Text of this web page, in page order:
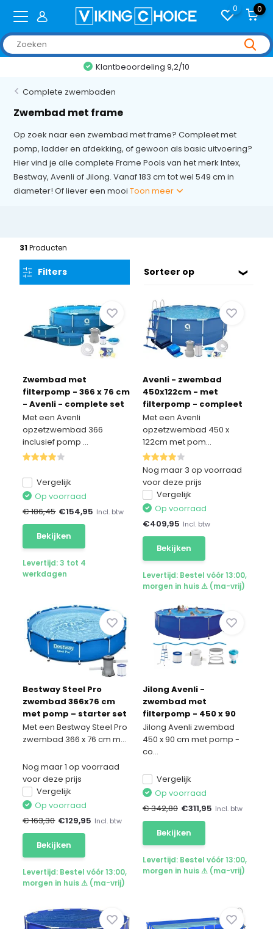
0 0
Klantbeoordeling 9,2/10
Complete zwembaden
Zwembad met frame
Op zoek naar een zwembad met frame? Compleet met
pomp, ladder en afdekking, of gewoon als basic uitvoering?
Hier vind je alle complete Frame Pools van het merk Intex,
Bestway, Avenli of Jilong. Vanaf 183 cm tot wel 549 cm in
diameter! Of liever een mooiToon meer
31Producten
Filters Sorteer op
Zwembad met
filterpomp - 366 x 76 cm
- Avenli - complete set
Met een Avenli
opzetzwembad 366
inclusief pomp ...
Vergelijk
Op voorraad
€ 186,45 €154,95 Incl. btw
Bekijken
Levertijd: 3 tot 4
werkdagen
Avenli - zwembad
450x122cm - met
filterpomp - compleet
Met een Avenli
opzetzwembad 450 x
122cm met pom...
Nog maar 3 op voorraad
voor deze prijs
Vergelijk
Op voorraad
€409,95 Incl. btw
Bekijken
Levertijd: Bestel vóór 13:00,
morgen in huis ⚠ (ma-vrij)
Bestway Steel Pro
zwembad 366x76 cm
met pomp – starter set
Met een Bestway Steel Pro
zwembad 366 x 76 cm m...
Nog maar 1 op voorraad
voor deze prijs
Vergelijk
Op voorraad
€ 163,30 €129,95 Incl. btw
Bekijken
Levertijd: Bestel vóór 13:00,
morgen in huis ⚠ (ma-vrij)
Jilong Avenli -
zwembad met
filterpomp - 450 x 90
cm - compleet
Jilong Avenli zwembad
450 x 90 cm met pomp -
co...
Vergelijk
Op voorraad
€ 342,80 €311,95 Incl. btw
Bekijken
Levertijd: Bestel vóór 13:00,
morgen in huis ⚠ (ma-vrij)